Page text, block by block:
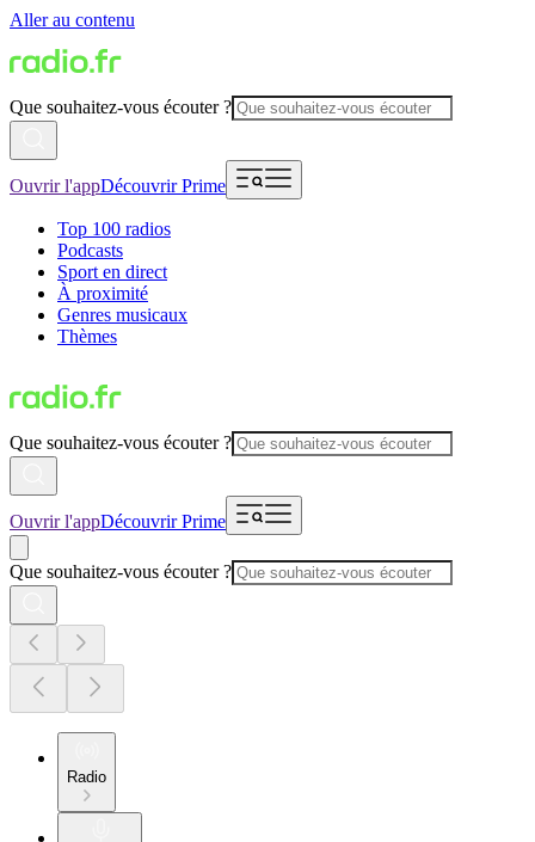
Aller au contenu
Que souhaitez-vous écouter ?
Ouvrir l'appDécouvrir Prime
Top 100 radios
Podcasts
Sport en direct
À proximité
Genres musicaux
Thèmes
Que souhaitez-vous écouter ?
Ouvrir l'appDécouvrir Prime
Que souhaitez-vous écouter ?
Radio